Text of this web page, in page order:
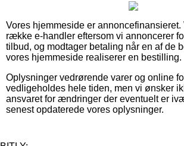
Vores hjemmeside er
række e-handler eftersom vi annoncerer
tilbud, og modtager betaling når en af de
vores hjemmeside realiserer en bestilling.
Oplysninger vedrørende varer og online
vedligeholdes hele tiden, men vi ønsker
ansvaret for ændringer der eventuelt er
senest opdaterede vores oplysninger.